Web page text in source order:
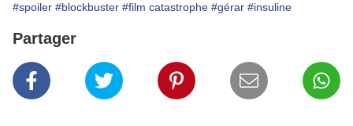
#spoiler #blockbuster #film catastrophe #gérar #insuline
Partager